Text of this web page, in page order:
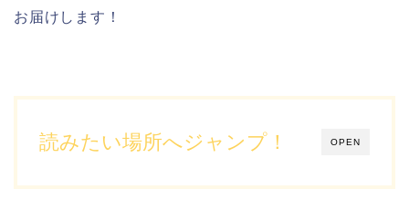
お届けします！
OPEN
読みたい場所へジャンプ！